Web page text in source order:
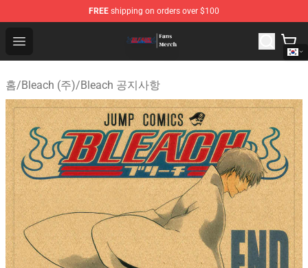
FREE shipping on orders over $100
Open menu
Bleach Store - Official Bleach Merchandise Shop
홈/Bleach (주)/Bleach 공지사항